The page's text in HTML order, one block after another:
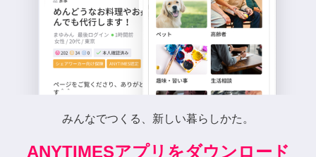
みんなでつくる、新しい暮らしかた。
ANYTIMESアプリをダウンロード